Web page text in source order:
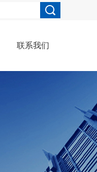
联系我们